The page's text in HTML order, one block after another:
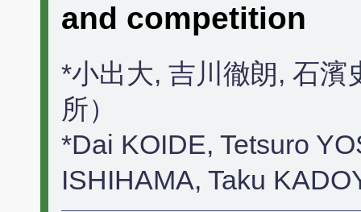
and competition
*小出大, 吉川徹朗, 石濱
所）
*Dai KOIDE, Tetsuro
ISHIHAMA, Taku